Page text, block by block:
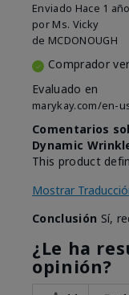
Enviado Hace 1 año
por Ms. Vicky
de MCDONOUGH
Comprador
Evaluado en
marykay.com/en-
Comentarios
Dynamic
This product
Mostrar
Conclusión Sí,
¿Le ha
opinión?